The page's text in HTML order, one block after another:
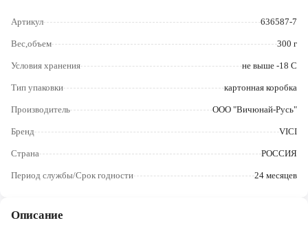
Артикул 636587-7
Вес,объем 300 г
Условия хранения не выше -18 С
Тип упаковки картонная коробка
Производитель ООО "Вичюнай-Русь"
Бренд VICI
Страна РОССИЯ
Период службы/Срок годности 24 месяцев
Описание